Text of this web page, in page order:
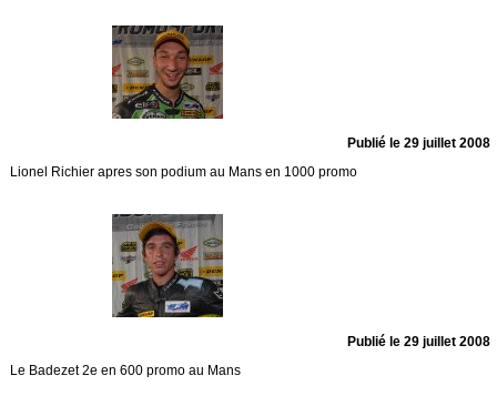
Publié le 29 juillet 2008
Lionel Richier apres son podium au Mans en 1000 promo
Publié le 29 juillet 2008
Le Badezet 2e en 600 promo au Mans